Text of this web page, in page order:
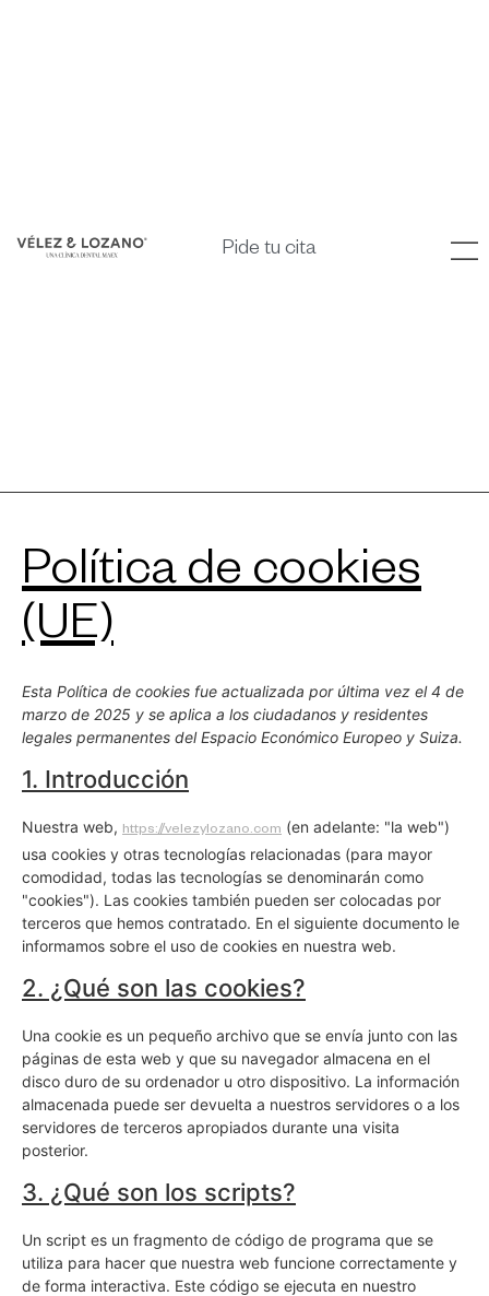
Pide tu cita
Política de cookies
(UE)
Esta Política de cookies fue actualizada por última vez el 4 de
marzo de 2025 y se aplica a los ciudadanos y residentes
legales permanentes del Espacio Económico Europeo y Suiza.
1. Introducción
Nuestra web, https://velezylozano.com (en adelante: "la web")
usa cookies y otras tecnologías relacionadas (para mayor
comodidad, todas las tecnologías se denominarán como
"cookies"). Las cookies también pueden ser colocadas por
terceros que hemos contratado. En el siguiente documento le
informamos sobre el uso de cookies en nuestra web.
2. ¿Qué son las cookies?
Una cookie es un pequeño archivo que se envía junto con las
páginas de esta web y que su navegador almacena en el
disco duro de su ordenador u otro dispositivo. La información
almacenada puede ser devuelta a nuestros servidores o a los
servidores de terceros apropiados durante una visita
posterior.
3. ¿Qué son los scripts?
Un script es un fragmento de código de programa que se
utiliza para hacer que nuestra web funcione correctamente y
de forma interactiva. Este código se ejecuta en nuestro